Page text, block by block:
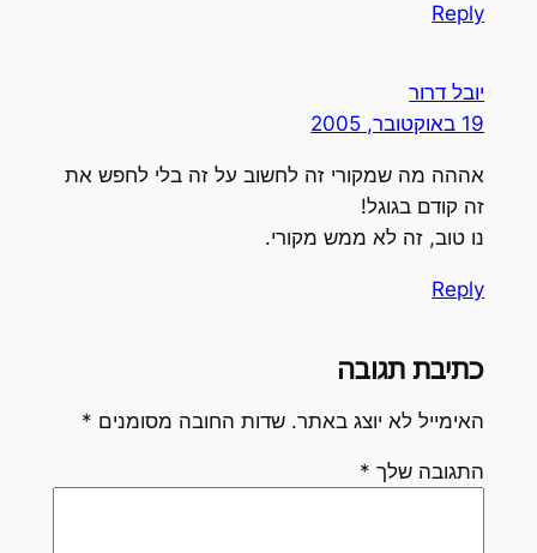
Reply
יובל דרור
19 באוקטובר, 2005
אההה מה שמקורי זה לחשוב על זה בלי לחפש את
זה קודם בגוגל!
נו טוב, זה לא ממש מקורי.
Reply
כתיבת תגובה
האימייל לא יוצג באתר. שדות החובה מסומנים *
התגובה שלך *